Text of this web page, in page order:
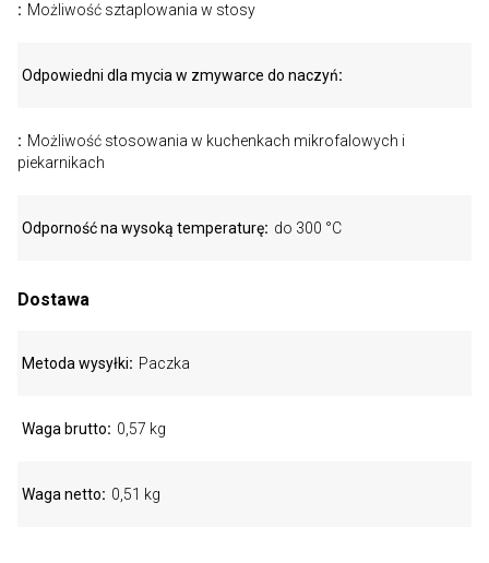
Możliwość sztaplowania w stosy
Odpowiedni dla mycia w zmywarce do naczyń
Możliwość stosowania w kuchenkach mikrofalowych i
piekarnikach
Odporność na wysoką temperaturę do 300 °C
Dostawa
Metoda wysyłki Paczka
Waga brutto 0,57 kg
Waga netto 0,51 kg